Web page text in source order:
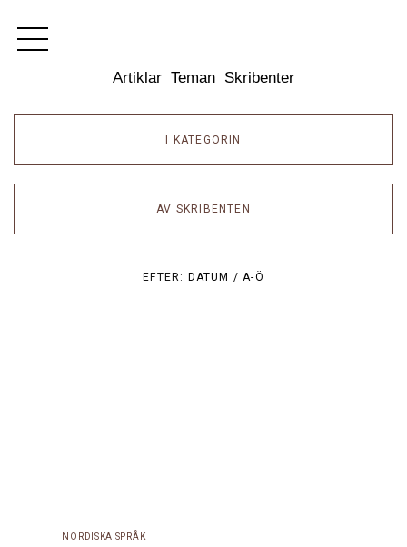
Artiklar Teman Skribenter
I KATEGORIN
AV SKRIBENTEN
EFTER: DATUM /A-Ö
NORDISKA SPRÅK